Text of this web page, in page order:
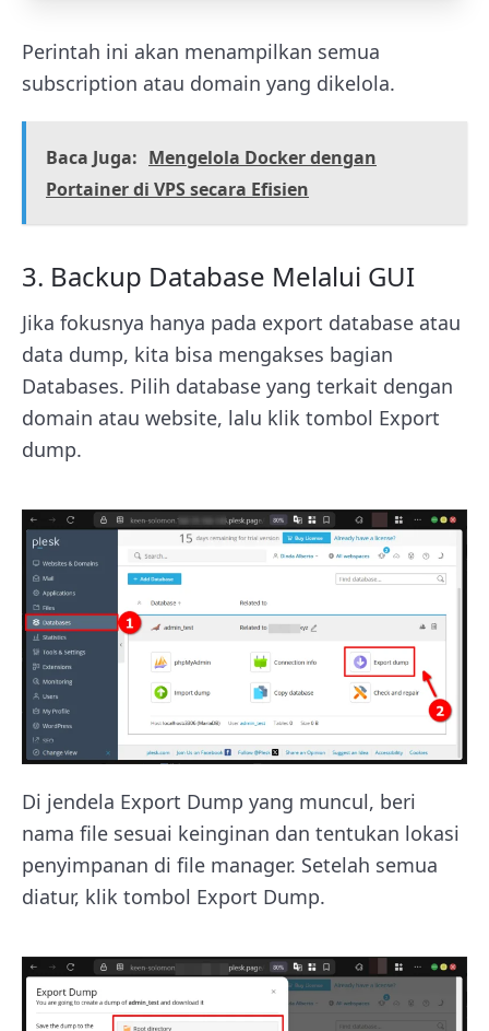
Perintah ini akan menampilkan semua
subscription atau domain yang dikelola.
Baca Juga: Mengelola Docker dengan
Portainer di VPS secara Efisien
3. Backup Database Melalui GUI
Jika fokusnya hanya pada export database atau
data dump, kita bisa mengakses bagian
Databases. Pilih database yang terkait dengan
domain atau website, lalu klik tombol Export
dump.
Di jendela Export Dump yang muncul, beri
nama file sesuai keinginan dan tentukan lokasi
penyimpanan di file manager. Setelah semua
diatur, klik tombol Export Dump.